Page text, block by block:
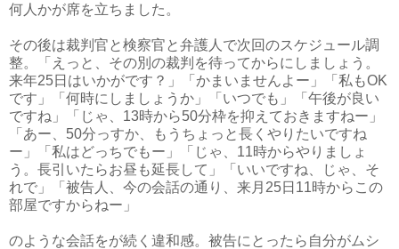
何人かが席を立ちました。
その後は裁判官と検察官と弁護人で次回のスケジュール調
整。「えっと、その別の裁判を待ってからにしましょう。
来年25日はいかがです？」「かまいませんよー」「私もOK
です」「何時にしましょうか」「いつでも」「午後が良い
ですね」「じゃ、13時から50分枠を抑えておきますねー」
「あー、50分っすか、もうちょっと長くやりたいですね
ー」「私はどっちでもー」「じゃ、11時からやりましょ
う。長引いたらお昼も延長して」「いいですね、じゃ、そ
れで」「被告人、今の会話の通り、来月25日11時からこの
部屋ですからねー」
のような会話をが続く違和感。被告にとったら自分がムシ